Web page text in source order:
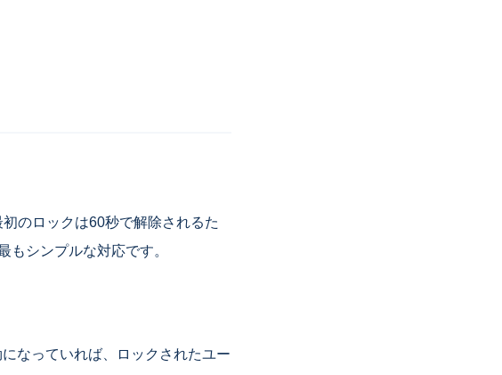
のロックは60秒で解除されるた
シンプルな対応です。
なっていれば、ロックされたユー